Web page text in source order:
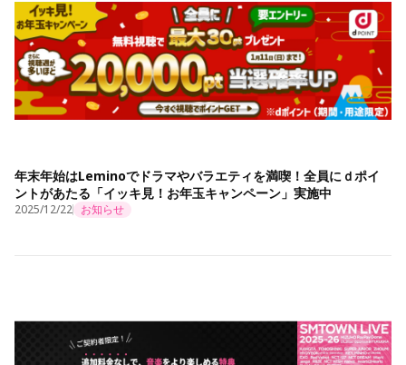
年末年始はLeminoでドラマやバラエティを満喫！全員にｄポイ
ントがあたる「イッキ見！お年玉キャンペーン」実施中
2025/12/22 お知らせ